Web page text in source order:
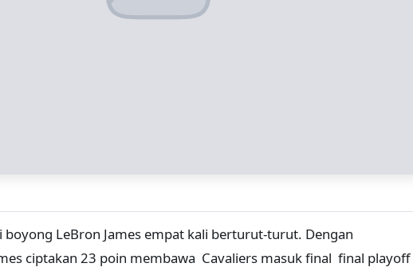
boyong LeBron James empat kali berturut-turut. Dengan
ciptakan 23 poin membawa Cavaliers masuk final final playoff